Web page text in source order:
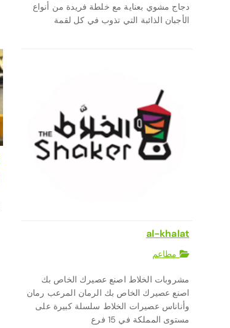
‎دجاج مشوي بعناية مع خلطة فريدة من أنواع
الأجبان الذائبة التي تذوب في كل لقمة
al-khalat
مطاعم
مشروبات الخلاط اصنع عصيرك الخاص بك
اصنع عصيرك الخاص بك الرمان المرعب رمان
وأناناس عصيرات الخلاط سلسلة كبيرة على
مستوى المملكة في 15 فرع